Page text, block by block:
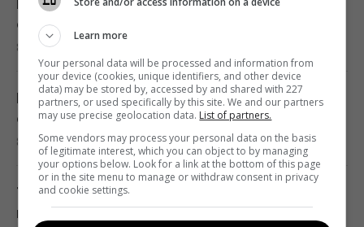
проверок в Шенгенской зоне
02:23 суббота, 08 августа 2026
Солнечная электростанция перегородила
привычные маршруты животных: они
нашли выход
02:18 суббота, 08 августа 2026
Саудовская Аравия, Пакистан и Турция
Гороскоп на завтра, 9 августа: Овнам —
ссора, Козерогам — прибыль
8 августа 2026, 05:36
Как разносить тесную обувь на размер:
опасный трюк и современные средства
8 августа 2026, 04:30
Тест на IQ: нужно найти 3 отличия на
картинке овощей и фруктов за 7 с
Learn more
Your personal data will be processed and information from
your device (cookies, unique identifiers, and other device
data) may be stored by, accessed by and shared with 227
partners, or used specifically by this site. We and our partners
may use precise geolocation data. List of partners.
Some vendors may process your personal data on the basis
of legitimate interest, which you can object to by managing
your options below. Look for a link at the bottom of this page
or in the site menu to manage or withdraw consent in privacy
and cookie settings.